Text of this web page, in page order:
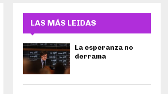
LAS MÁS LEIDAS
La esperanza no
derrama